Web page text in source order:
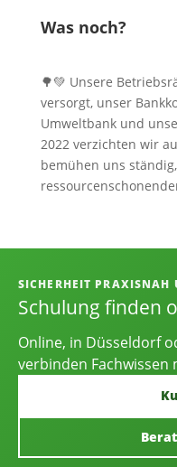
Was noch?
🌳💚 Unsere
versorgt, unser
Umweltbank und
2022 verzichten wir
bemühen uns
Informationen,
SICHERHEIT PRAXISNAH
Schulung finden
Online, in Düsseldorf
verbinden Fachwissen